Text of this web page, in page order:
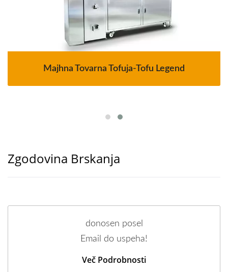
Majhna Tovarna Tofuja-Tofu Legend
Zgodovina Brskanja
donosen posel
Email do uspeha!
Več Podrobnosti